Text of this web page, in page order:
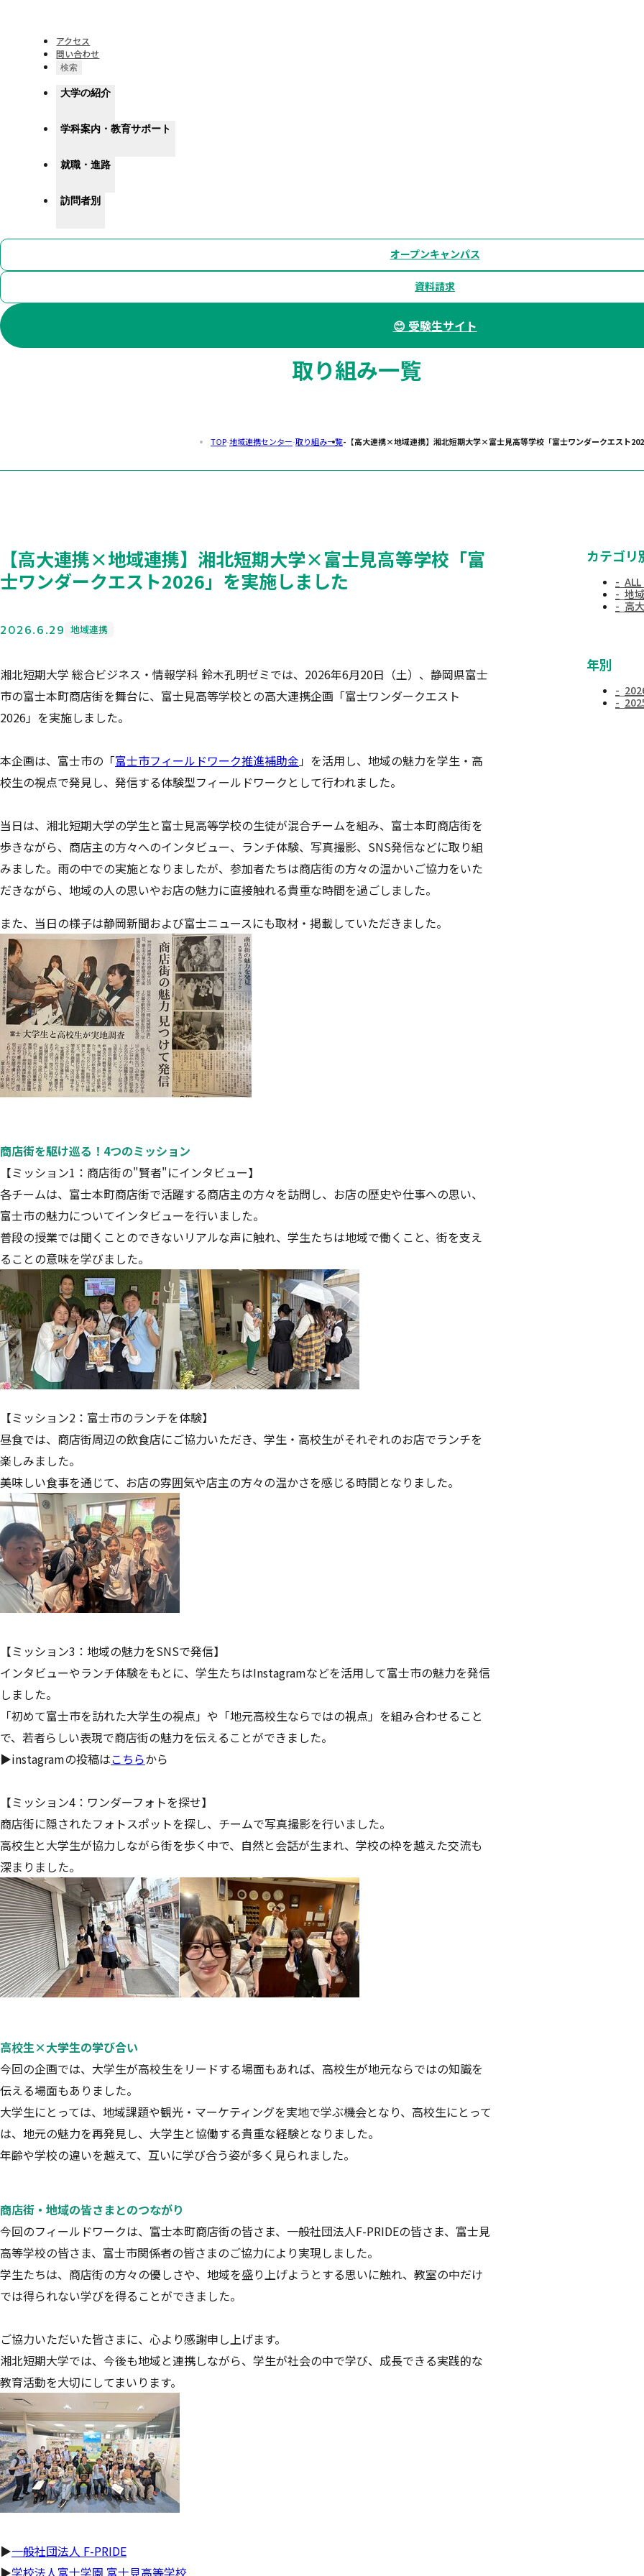
アクセス
問い合わせ
検索
大学の紹介
教育の特色
学則
情報公開、教育情報の公表
公的研究費の不正使用防止に関する基本方針及び研究活動における不正行為の防止に対する取組
学科案内・教育サポート
教員一覧
リベラルアーツセンター
グローバルコミュニケーションセンター
障がいのある学生の支援
学生に対する修学支援及び経済的支援について
就職・進路
進学・留学情報
訪問者別
留学生の方
オープンキャンパス
資料請求
😊 受験生サイト
取り組み一覧
TOP 地域連携センター 取り組み一覧 【高大連携×地域連携】湘北短期大学×富士見高等学校「富士ワンダークエスト
【高大連携×地域連携】湘北短期大学×富士見高等学校「富
士ワンダークエスト2026」を実施しました
2026.6.29 地域連携
湘北短期大学 総合ビジネス・情報学科 鈴木孔明ゼミでは、2026年6月20日（土）、 静岡県富士
市の富士本町商店街を舞台に、 富士見高等学校との高大連携企画「富士ワンダークエスト
2026」を実施しました。
本企画は、富士市の「富士市フィールドワーク推進補助金 」 を活用し、地域の魅力を学生・高
校生の視点で発見し、 発信する体験型フィールドワークとして行われました。
当日は、 湘北短期大学の学生と富士見高等学校の生徒が混合チームを組み、 富士本町商店街を
歩きながら、商店主の方々へのインタビュー、 ランチ体験、写真撮影、SNS発信などに取り組
みました。雨の中での実施となりましたが、 参加者たちは商店街の方々の温かいご協力をいた
だきながら、 地域の人の思いやお店の魅力に直接触れる貴重な時間を過ごしました。
また、当日の様子は静岡新聞および富士ニュースにも取材・ 掲載していただきました。
商店街を駆け巡る！4つのミッション
【ミッション1：商店街の"賢者"にインタビュー】
各チームは、富士本町商店街で活躍する商店主の方々を訪問し、お店の歴史や仕事への思い、
富士市の魅力についてインタビューを行いました。
普段の授業では聞くことのできないリアルな声に触れ、学生たちは地域で働くこと、街を支え
ることの意味を学びました。
【ミッション2：富士市のランチを体験】
昼食では、商店街周辺の飲食店にご協力いただき、学生・高校生がそれぞれのお店でランチを
楽しみました。
美味しい食事を通じて、お店の雰囲気や店主の方々の温かさを感じる時間となりました。
【ミッション3：地域の魅力をSNSで発信】
インタビューやランチ体験をもとに、学生たちはInstagramなどを活用して富士市の魅力を発信
しました。
「初めて富士市を訪れた大学生の視点」や「地元高校生ならではの視点」を組み合わせること
で、若者らしい表現で商店街の魅力を伝えることができました。
▶instagramの投稿はこちらから
【ミッション4：ワンダーフォトを探せ】
商店街に隠されたフォトスポットを探し、チームで写真撮影を行いました。
高校生と大学生が協力しながら街を歩く中で、自然と会話が生まれ、学校の枠を越えた交流も
深まりました。
高校生×大学生の学び合い
今回の企画では、大学生が高校生をリードする場面もあれば、高校生が地元ならではの知識を
伝える場面もありました。
大学生にとっては、地域課題や観光・マーケティングを実地で学ぶ機会となり、高校生にとって
は、地元の魅力を再発見し、大学生と協働する貴重な経験となりました。
年齢や学校の違いを越えて、互いに学び合う姿が多く見られました。
商店街・地域の皆さまとのつながり
今回のフィールドワークは、富士本町商店街の皆さま、一般社団法人F-PRIDEの皆さま、富士見
高等学校の皆さま、富士市関係者の皆さまのご協力により実現しました。
学生たちは、商店街の方々の優しさや、地域を盛り上げようとする思いに触れ、教室の中だけ
では得られない学びを得ることができました。
ご協力いただいた皆さまに、心より感謝申し上げます。
湘北短期大学では、今後も地域と連携しながら、学生が社会の中で学び、成長できる実践的な
教育活動を大切にしてまいります。
▶一般社団法人 F-PRIDE
▶学校法人富士学園 富士見高等学校
カテゴリ
ALL
地
高
年別